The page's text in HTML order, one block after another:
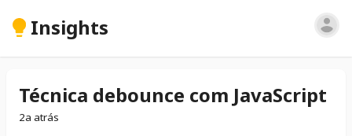
Insights
Técnica debounce com JavaScript
2a atrás